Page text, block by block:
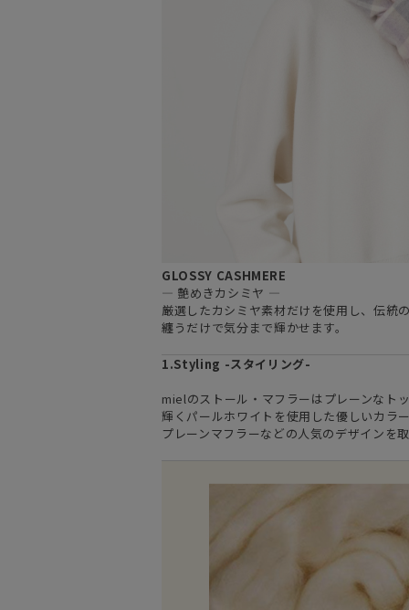
GLOSSY CASHMERE
— 艶めきカシミヤ —
厳選したカシミヤ素材だけを使用し、伝統
纏うだけで気分まで輝かせます。
1.Styling -スタイリング-
mielのストール・マフラーはプレーンなト
輝くパールホワイトを使用した優しいカラ
プレーンマフラーなどの人気のデザインを